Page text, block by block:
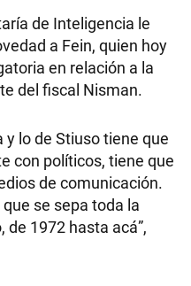
de Inteligencia le
a Fein, quien hoy
en relación a la
del fiscal Nisman.
y lo de Stiuso tiene que
con políticos, tiene que
de comunicación.
se sepa toda la
1972 hasta acá”,